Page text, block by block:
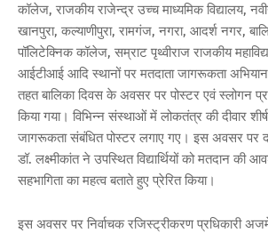
कॉलेज, राजकीय राजेन्द्र उच्च माध्यमिक विद्यालय,
खानपुरा, कल्याणीपुरा, रामगंज, नगरा, आदर्श नगर,
पॉलिटेक्निक कॉलेज, सम्राट पृथ्वीराज राजकीय
आईटीआई आदि स्थानों पर मतदाता जागरूकता
तहत बालिका दिवस के अवसर पर पोस्टर एवं स्लोगन
किया गया। विभिन्न संस्थाओं में लोकतंत्र की दीवार
जागरूकता संबंधित पोस्टर लगाए गए। इस अवसर पर
डॉ. लक्ष्मीकांत ने उपस्थित विद्यार्थियों को मतदान की
सहभागिता का महत्व बताते हुए प्रेरित किया।
इस अवसर पर निर्वाचक रजिस्ट्रीकरण प्रधिकारी